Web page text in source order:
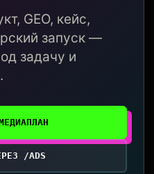
GEO, кейс,
запуск —
задачу и
/ADS